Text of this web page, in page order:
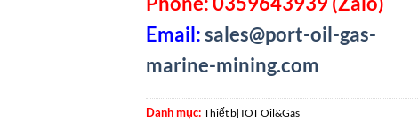
Email:sales@port-oil-gas-
marine-mining.com
Danh mục: Thiết bị IOT Oil&Gas